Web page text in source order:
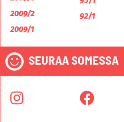
2009/2
2009/1
92/1
SEURAA SOMESSA